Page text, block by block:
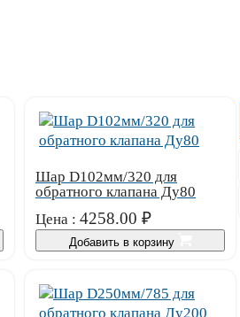
Шар D102мм/320 для
обратного клапана Ду80
Цена : 4258.00 ₽
Добавить в корзину